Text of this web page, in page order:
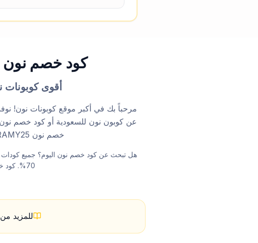
كود خصم نون أغسطس 2026 -
أقوى كوبونات نون وأكواد
عن كوبون نون للسعودية أو كود خصم
خصم نون RAMY25 الآن واحصل على خصم فوري 25% على جميع مشترياتك من نون!
70%. كود خصم نون 2026 السعودية الأكثر استخداماً هو RAMY25 بخصم 25%.
للمزيد